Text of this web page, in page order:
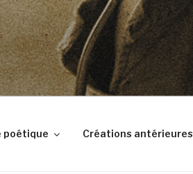
poétique Créations antérieures